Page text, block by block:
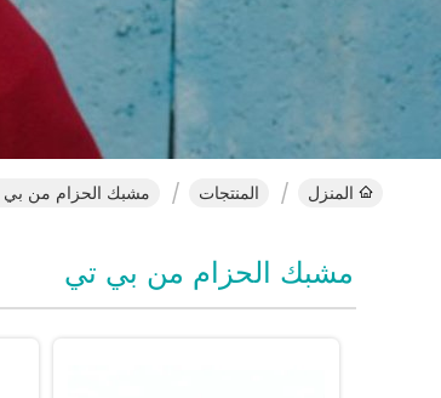
المنزل المنتجات مشبك الحزام من بي
مشبك الحزام من بي تي